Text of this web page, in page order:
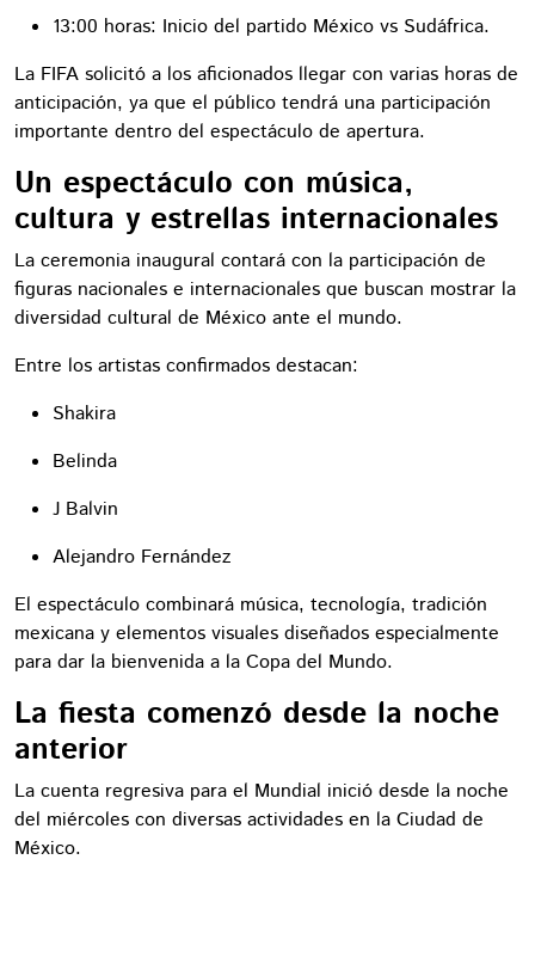
13:00 horas: Inicio del partido México vs Sudáfrica.
La FIFA solicitó a los aficionados llegar con varias horas de
anticipación, ya que el público tendrá una participación
importante dentro del espectáculo de apertura.
Un espectáculo con música,
cultura y estrellas internacionales
La ceremonia inaugural contará con la participación de
figuras nacionales e internacionales que buscan mostrar la
diversidad cultural de México ante el mundo.
Entre los artistas confirmados destacan:
Shakira
Belinda
J Balvin
Alejandro Fernández
El espectáculo combinará música, tecnología, tradición
mexicana y elementos visuales diseñados especialmente
para dar la bienvenida a la Copa del Mundo.
La fiesta comenzó desde la noche
anterior
La cuenta regresiva para el Mundial inició desde la noche
del miércoles con diversas actividades en la Ciudad de
México.